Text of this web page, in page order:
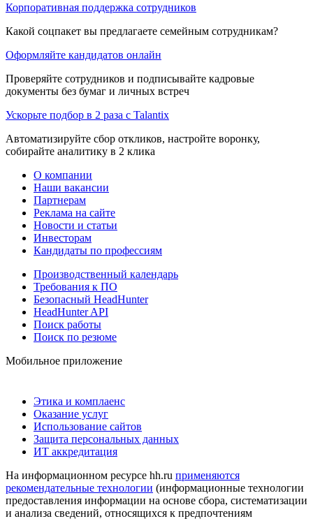
Корпоративная поддержка сотрудников
Какой соцпакет вы предлагаете семейным сотрудникам?
Оформляйте кандидатов онлайн
Проверяйте сотрудников и подписывайте кадровые
документы без бумаг и личных встреч
Ускорьте подбор в 2 раза с Talantix
Автоматизируйте сбор откликов, настройте воронку,
собирайте аналитику в 2 клика
О компании
Наши вакансии
Партнерам
Реклама на сайте
Новости и статьи
Инвесторам
Кандидаты по профессиям
Производственный календарь
Требования к ПО
Безопасный HeadHunter
HeadHunter API
Поиск работы
Поиск по резюме
Мобильное приложение
Этика и комплаенс
Оказание услуг
Использование сайтов
Защита персональных данных
ИТ аккредитация
На информационном ресурсе hh.ru применяются
рекомендательные технологии (информационные технологии
предоставления информации на основе сбора, систематизации
и анализа сведений, относящихся к предпочтениям